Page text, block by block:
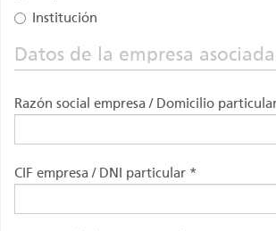
Institución
Datos de la empresa asociada
Razón social empresa / Domicilio
CIF empresa / DNI particular *